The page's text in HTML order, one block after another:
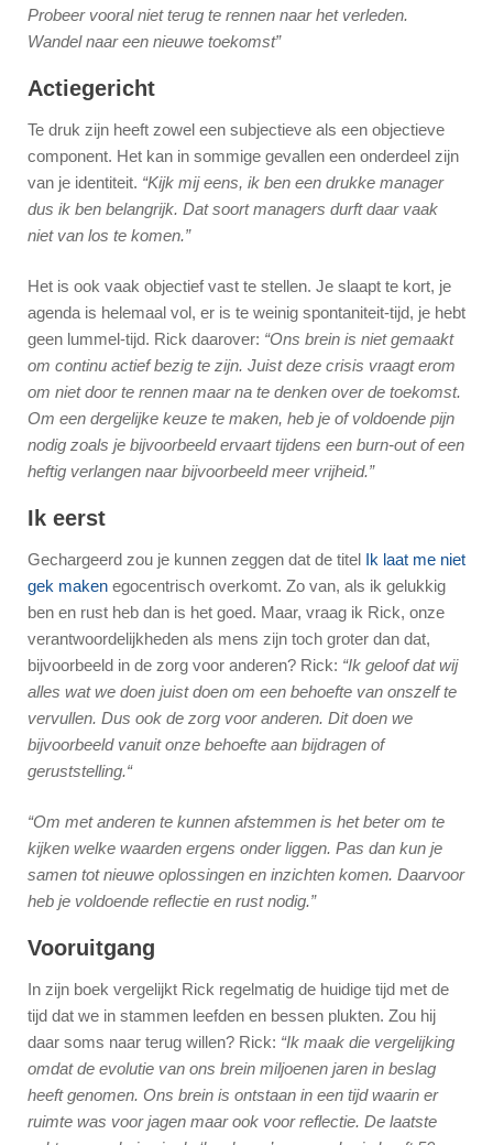
Probeer vooral niet terug te rennen naar het verleden.
Wandel naar een nieuwe toekomst”
Actiegericht
Te druk zijn heeft zowel een subjectieve als een objectieve
component. Het kan in sommige gevallen een onderdeel zijn
van je identiteit. “Kijk mij eens, ik ben een drukke manager
dus ik ben belangrijk. Dat soort managers durft daar vaak
niet van los te komen.”
Het is ook vaak objectief vast te stellen. Je slaapt te kort, je
agenda is helemaal vol, er is te weinig spontaniteit-tijd, je hebt
geen lummel-tijd. Rick daarover: “Ons brein is niet gemaakt
om continu actief bezig te zijn. Juist deze crisis vraagt erom
om niet door te rennen maar na te denken over de toekomst.
Om een dergelijke keuze te maken, heb je of voldoende pijn
nodig zoals je bijvoorbeeld ervaart tijdens een burn-out of een
heftig verlangen naar bijvoorbeeld meer vrijheid.”
Ik eerst
Gechargeerd zou je kunnen zeggen dat de titel Ik laat me niet
gek maken egocentrisch overkomt. Zo van, als ik gelukkig
ben en rust heb dan is het goed. Maar, vraag ik Rick, onze
verantwoordelijkheden als mens zijn toch groter dan dat,
bijvoorbeeld in de zorg voor anderen? Rick: “Ik geloof dat wij
alles wat we doen juist doen om een behoefte van onszelf te
vervullen. Dus ook de zorg voor anderen. Dit doen we
bijvoorbeeld vanuit onze behoefte aan bijdragen of
geruststelling.“
“Om met anderen te kunnen afstemmen is het beter om te
kijken welke waarden ergens onder liggen. Pas dan kun je
samen tot nieuwe oplossingen en inzichten komen. Daarvoor
heb je voldoende reflectie en rust nodig.”
Vooruitgang
In zijn boek vergelijkt Rick regelmatig de huidige tijd met de
tijd dat we in stammen leefden en bessen plukten. Zou hij
daar soms naar terug willen? Rick: “Ik maak die vergelijking
omdat de evolutie van ons brein miljoenen jaren in beslag
heeft genomen. Ons brein is ontstaan in een tijd waarin er
ruimte was voor jagen maar ook voor reflectie. De laatste